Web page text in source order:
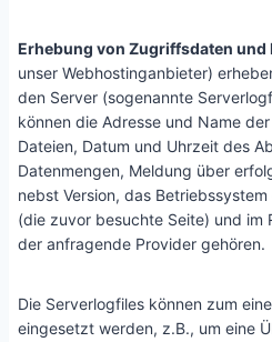
Erhebung von Zugriffsdaten und
unser Webhostinganbieter)
den Server (sogenannte
können die Adresse und Name
Dateien, Datum und Uhrzeit des
Datenmengen, Meldung über
nebst Version, das Betriebssystem
(die zuvor besuchte Seite) und im
der anfragende Provider gehören.
Die Serverlogfiles können zum
eingesetzt werden, z.B., um eine